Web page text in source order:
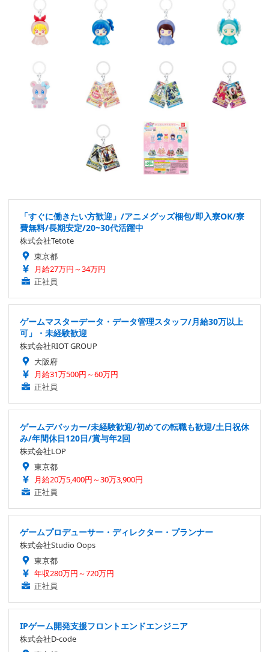
「すぐに働きたい方歓迎」/アニメグッズ梱包/即入寮OK/寮
費無料/長期安定/20~30代活躍中
株式会社Tetote
東京都
月給27万円～34万円
正社員
ゲームマスターデータ・データ管理スタッフ/月給30万以上
可」・未経験歓迎
株式会社RIOT GROUP
大阪府
月給31万500円～60万円
正社員
ゲームデバッカー/未経験歓迎/初めての転職も歓迎/土日祝休
み/年間休日120日/賞与年2回
株式会社LOP
東京都
月給20万5,400円～30万3,900円
正社員
ゲームプロデューサー・ディレクター・プランナー
株式会社Studio Oops
東京都
年収280万円～720万円
正社員
IPゲーム開発支援フロントエンドエンジニア
株式会社D-code